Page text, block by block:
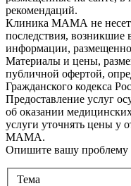
рекомендаций.
Клиника МАМА не несет
последствия, возникшие
информации,
Материалы и цены,
публичной офертой,
Гражданского кодекса
Предоставление услуг
об оказании
услуги уточнять цены у
МАМА.
Опишите вашу проблему
Тема